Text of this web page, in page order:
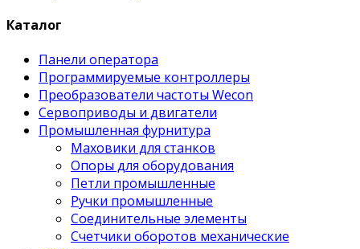
Каталог
Панели оператора
Программируемые контроллеры
Преобразователи частоты Wecon
Сервоприводы и двигатели
Промышленная фурнитура
Маховики для станков
Опоры для оборудования
Петли промышленные
Ручки промышленные
Соединительные элементы
Счетчики оборотов механические